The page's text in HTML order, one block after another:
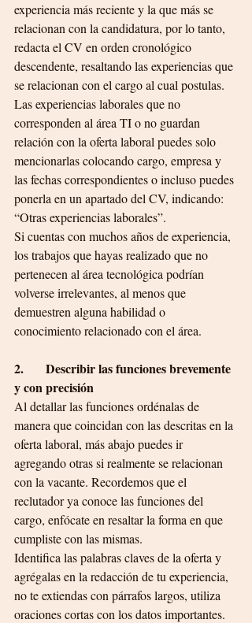
experiencia más reciente y la que más se
relacionan con la candidatura, por lo tanto,
redacta el CV en orden cronológico
descendente, resaltando las experiencias que
se relacionan con el cargo al cual postulas.
Las experiencias laborales que no
corresponden al área TI o no guardan
relación con la oferta laboral puedes solo
mencionarlas colocando cargo, empresa y
las fechas correspondientes o incluso puedes
ponerla en un apartado del CV, indicando:
“Otras experiencias laborales”.
Si cuentas con muchos años de experiencia,
los trabajos que hayas realizado que no
pertenecen al área tecnológica podrían
volverse irrelevantes, al menos que
demuestren alguna habilidad o
conocimiento relacionado con el área.
2.       Describir las funciones brevemente
y con precisión
Al detallar las funciones ordénalas de
manera que coincidan con las descritas en la
oferta laboral, más abajo puedes ir
agregando otras si realmente se relacionan
con la vacante. Recordemos que el
reclutador ya conoce las funciones del
cargo, enfócate en resaltar la forma en que
cumpliste con las mismas.
Identifica las palabras claves de la oferta y
agrégalas en la redacción de tu experiencia,
no te extiendas con párrafos largos, utiliza
oraciones cortas con los datos importantes.